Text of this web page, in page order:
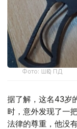
Фото: ШҚО ПД
据了解，这名43岁
时，意外发现了一
法律的尊重，他没